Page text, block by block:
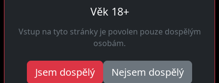
Věk 18+
Vstup na tyto stránky je povolen pouze dospělým
osobám.
Jsem dospělý Nejsem dospělý